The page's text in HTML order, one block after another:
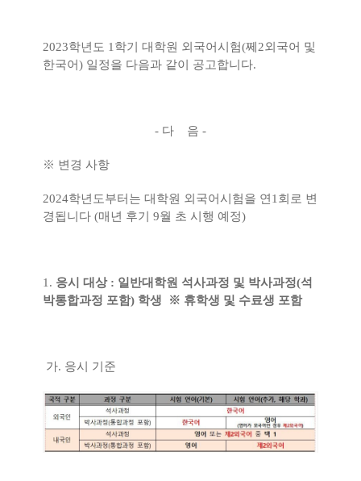
2023학년도 1학기 대학원 외국어시험(쩨2외국어 및
한국어) 일정을 다음과 같이 공고합니다.
- 다 음 -
※ 변경 사항
2024학년도부터는 대학원 외국어시험을 연1회로 변
경됩니다 (매년 후기 9월 초 시행 예정)
1. 응시 대상 : 일반대학원 석사과정 및 박사과정(석
박통합과정 포함) 학생 ※ 휴학생 및 수료생 포함
가. 응시 기준